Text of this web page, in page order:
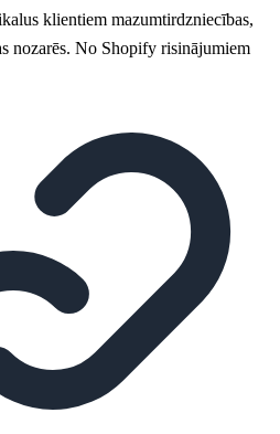
klientiem mazumtirdzniecības,
nozarēs. No Shopify risinājumiem